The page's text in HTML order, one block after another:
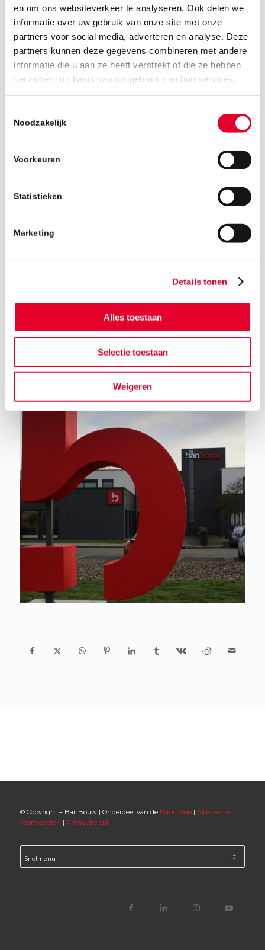
en om ons websiteverkeer te analyseren. Ook delen we
informatie over uw gebruik van onze site met onze
partners voor social media, adverteren en analyse. Deze
partners kunnen deze gegevens combineren met andere
informatie die u aan ze heeft verstrekt of die ze hebben
verzameld op basis van uw gebruik van hun services.
Noodzakelijk
Voorkeuren
Statistieken
Marketing
Details tonen
Alles toestaan
Selectie toestaan
Weigeren
19 december 2018
Terug naar het nieuwsoverzicht
© Copyright – BanBouw | Onderdeel van de BanGroep| Algemene
voorwaarden | Privacybeleid